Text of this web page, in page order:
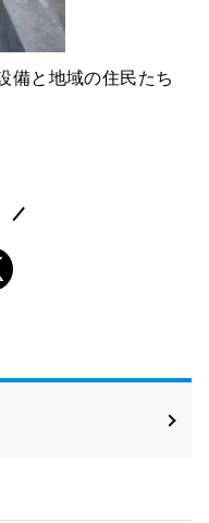
備と地域の住民たち